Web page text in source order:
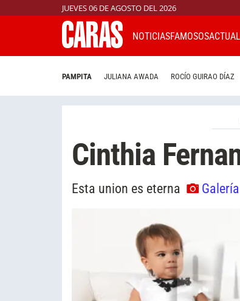
JUEVES 06 DE AGOSTO DEL 2026
NOTICIASFAMOSOS
PAMPITA JULIANA AWADA ROCÍO GUIRAO DÍAZ
Cinthia
Esta union es eterna